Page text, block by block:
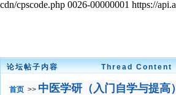
论坛帖子内容Thread Content
首页 >> 中医学研（入门自学与提高）